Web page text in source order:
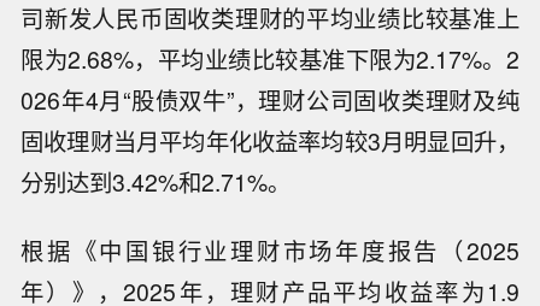
司新发人民币固收类理财的平均业绩比较基准上
限为2.68%，平均业绩比较基准下限为2.17%。2
026年4月“股债双牛”，理财公司固收类理财及纯
固收理财当月平均年化收益率均较3月明显回升，
分别达到3.42%和2.71%。
根据《中国银行业理财市场年度报告（2025
年）》，2025年，理财产品平均收益率为1.9